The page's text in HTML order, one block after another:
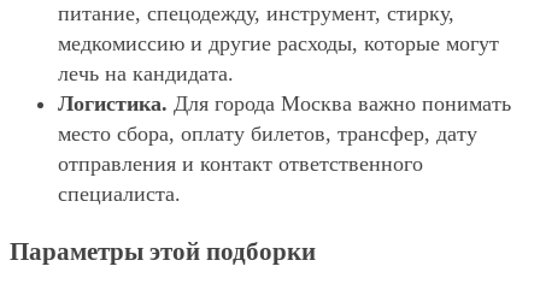
питание, спецодежду, инструмент, стирку,
медкомиссию и другие расходы, которые могут
лечь на кандидата.
Логистика. Для города Москва важно понимать
место сбора, оплату билетов, трансфер, дату
отправления и контакт ответственного
специалиста.
Параметры этой подборки